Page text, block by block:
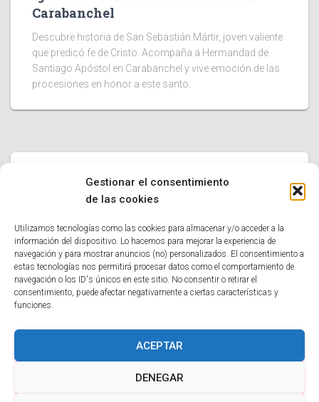
Gestionar el consentimiento
de las cookies
Utilizamos tecnologías como las cookies para almacenar y/o acceder a la
información del dispositivo. Lo hacemos para mejorar la experiencia de
navegación y para mostrar anuncios (no) personalizados. El consentimiento a
estas tecnologías nos permitirá procesar datos como el comportamiento de
navegación o los ID's únicos en este sitio. No consentir o retirar el
consentimiento, puede afectar negativamente a ciertas características y
funciones.
ACEPTAR
DENEGAR
Carabanchel
Descubre historia de San Sebastián Mártir, joven valiente
que predicó fe de Cristo. Acompaña a Hermandad de
Santiago Apóstol en Carabanchel y vive emoción de las
procesiones en honor a este santo.
UNCATEGORIZED
Iglesia de la Concepcion Real de
Descubre la historia y el arte de la Iglesia de la
Concepción Real de Calatrava, construida en el siglo XVII
y unida a la orden militar del mismo nombre.